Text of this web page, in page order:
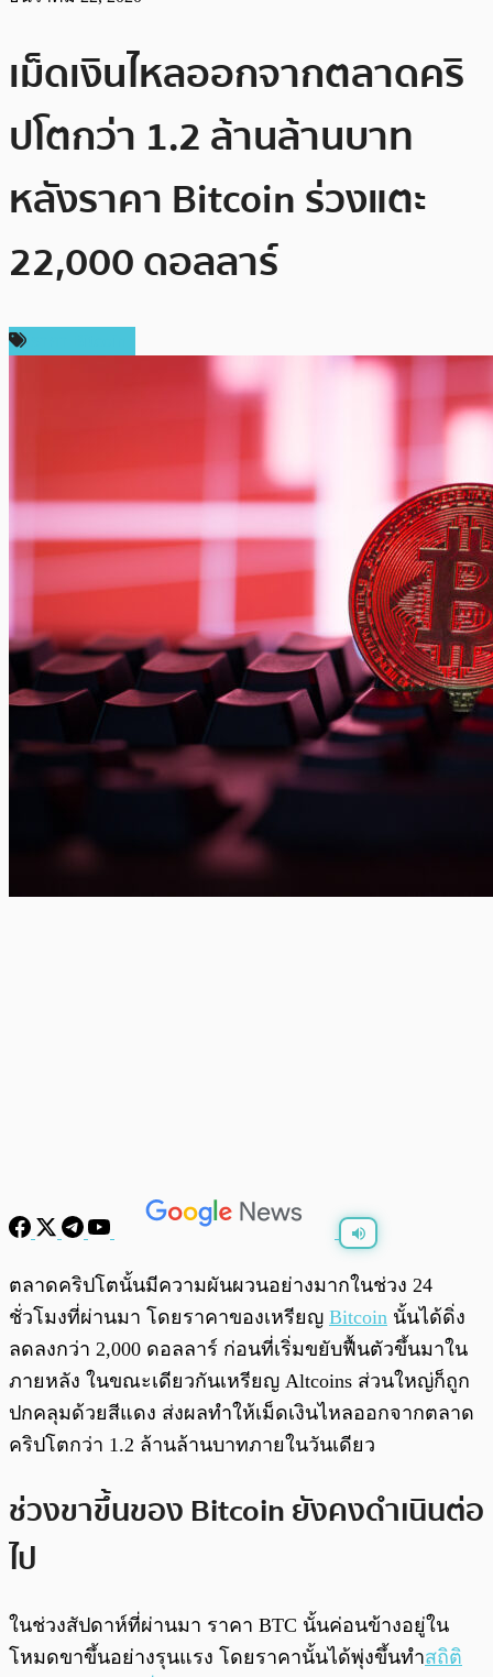
เม็ดเงินไหลออกจากตลาดคริ
ปโตกว่า 1.2 ล้านล้านบาท
หลังราคา Bitcoin ร่วงแตะ
22,000 ดอลลาร์
พร้อมเล่น 0:00
ตลาดคริปโตนั้นมีความผันผวนอย่างมากในช่วง 24
ชั่วโมงที่ผ่านมา โดยราคาของเหรียญ Bitcoin นั้นได้ดิ่ง
ลดลงกว่า 2,000 ดอลลาร์ ก่อนที่เริ่มขยับฟื้นตัวขึ้นมาใน
ภายหลัง ในขณะเดียวกันเหรียญ Altcoins ส่วนใหญ่ก็ถูก
ปกคลุมด้วยสีแดง ส่งผลทำให้เม็ดเงินไหลออกจากตลาด
คริปโตกว่า 1.2 ล้านล้านบาทภายในวันเดียว
ช่วงขาขึ้นของ Bitcoin ยังคงดำเนินต่อ
ไป
ในช่วงสัปดาห์ที่ผ่านมา ราคา BTC นั้นค่อนข้างอยู่ใน
โหมดขาขึ้นอย่างรุนแรง โดยราคานั้นได้พุ่งขึ้นทำสถิติ